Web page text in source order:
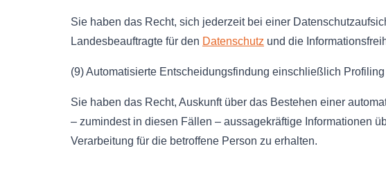
Sie haben das Recht, sich jederzeit bei einer
Landesbeauftragte für den Datenschutz und die
(9) Automatisierte Entscheidungsfindung einschließlich
Sie haben das Recht, Auskunft über das Bestehen einer
– zumindest in diesen Fällen – aussagekräftige Informationen
Verarbeitung für die betroffene Person zu erhalten.